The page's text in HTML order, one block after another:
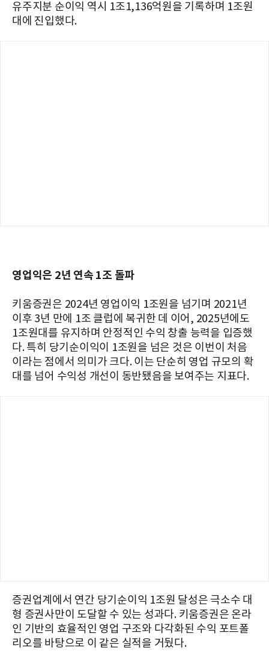
유주지분 순이익 역시 1조1,136억원을 기록하며 1조원
대에 진입했다.
영업익은 2년 연속 1조 돌파
키움증권은 2024년 영업이익 1조원을 넘기며 2021년
이후 3년 만에 1조 클럽에 복귀한 데 이어, 2025년에도
1조원대를 유지하며 안정적인 수익 창출 능력을 입증했
다. 특히 당기순이익이 1조원을 넘은 것은 이번이 처음
이라는 점에서 의미가 크다. 이는 단순히 영업 규모의 확
대를 넘어 수익성 개선이 동반됐음을 보여주는 지표다.
증권업계에서 연간 당기순이익 1조원 달성은 극소수 대
형 증권사만이 도달할 수 있는 성과다. 키움증권은 온라
인 기반의 효율적인 영업 구조와 다각화된 수익 포트폴
리오를 바탕으로 이 같은 실적을 거뒀다.